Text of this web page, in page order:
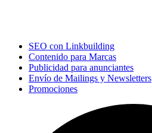
SEO con Linkbuilding
Contenido para Marcas
Publicidad para anunciantes
Envío de Mailings y Newsletters
Promociones